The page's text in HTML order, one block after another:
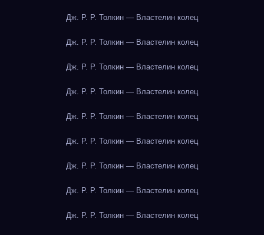
Дж. Р. Р. Толкин — Властелин колец
Дж. Р. Р. Толкин — Властелин колец
Дж. Р. Р. Толкин — Властелин колец
Дж. Р. Р. Толкин — Властелин колец
Дж. Р. Р. Толкин — Властелин колец
Дж. Р. Р. Толкин — Властелин колец
Дж. Р. Р. Толкин — Властелин колец
Дж. Р. Р. Толкин — Властелин колец
Дж. Р. Р. Толкин — Властелин колец